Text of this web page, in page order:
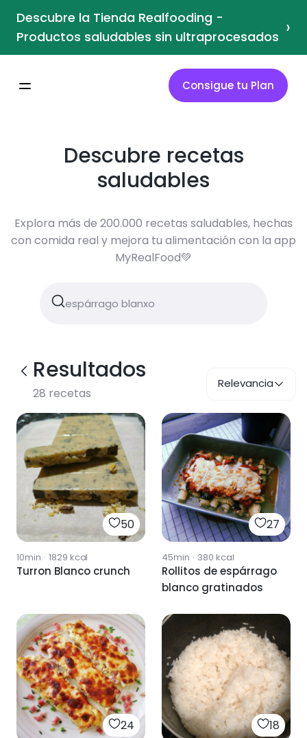
Descubre la Tienda Realfooding -
Productos saludables sin ultraprocesados ›
Consigue tu Plan
Descubre recetas
saludables
Explora más de 200.000 recetas saludables, hechas
con comida real y mejora tu alimentación con la app
MyRealFood💚
Resultados
28 recetas
Relevancia
50
10min · 1829 kcal
Turron Blanco crunch
27
45min · 380 kcal
Rollitos de espárrago
blanco gratinados
24 18